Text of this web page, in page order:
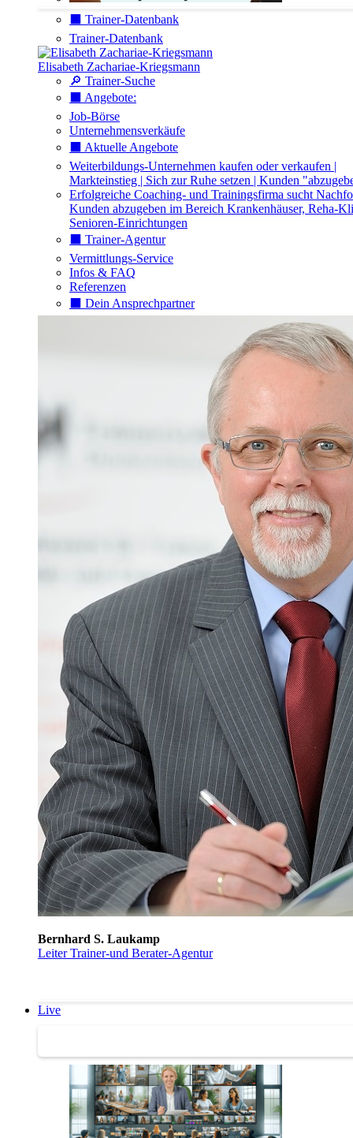
⬛️ Trainer-Datenbank
Trainer-Datenbank
Elisabeth Zachariae-Kriegsmann
🔎 Trainer-Suche
⬛️ Angebote:
Job-Börse
Unternehmensverkäufe
⬛️ Aktuelle Angebote
Weiterbildungs-Unternehmen kaufen oder verkaufen |
Markteinstieg | Sich zur Ruhe setzen | Kunden
Erfolgreiche Coaching- und Trainingsfirma sucht
Kunden abzugeben im Bereich Krankenhäuser, Reha-
Senioren-Einrichtungen
⬛️ Trainer-Agentur
Vermittlungs-Service
Infos & FAQ
Referenzen
⬛️ Dein Ansprechpartner
Bernhard S. Laukamp
Leiter Trainer-und Berater-Agentur
Live